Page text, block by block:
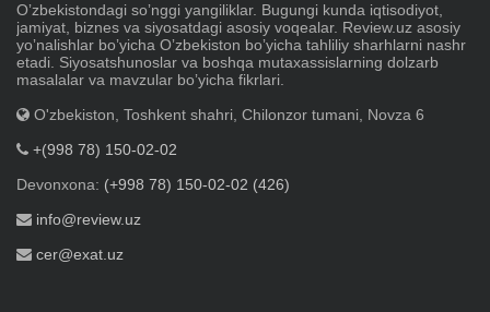
Oʼzbekistondagi soʼnggi yangiliklar. Bugungi kunda iqtisodiyot,
jamiyat, biznes va siyosatdagi asosiy voqealar. Review.uz asosiy
yoʼnalishlar boʼyicha Oʼzbekiston boʼyicha tahliliy sharhlarni nashr
etadi. Siyosatshunoslar va boshqa mutaxassislarning dolzarb
masalalar va mavzular boʼyicha fikrlari.
O'zbekiston, Toshkent shahri, Chilonzor tumani, Novza 6
+(998 78) 150-02-02
Devonxona: (+998 78) 150-02-02 (426)
info@review.uz
cer@exat.uz